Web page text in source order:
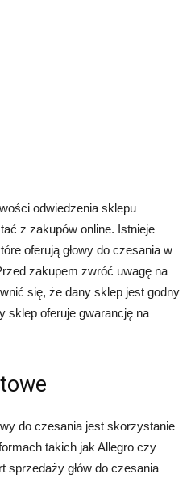
odwiedzenia sklepu
z zakupów online. Istnieje
oferują głowy do czesania w
zakupem zwróć uwagę na
się, że dany sklep jest godny
sklep oferuje gwarancję na
do czesania jest skorzystanie
takich jak Allegro czy
sprzedaży głów do czesania